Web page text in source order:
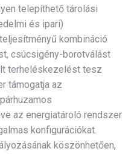
telepíthető tárolási
és ipari)
kombináció
csúcsigény-borotválást
terheléskezelést tesz
támogatja az
az energiatároló rendszer
konfigurációkat.
köszönhetően,